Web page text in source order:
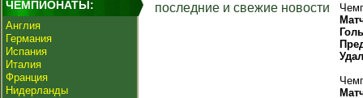
ЧЕМПИОНАТЫ:
Англия
Германия
Испания
Италия
Франция
Нидерланды
последние и свежие новости